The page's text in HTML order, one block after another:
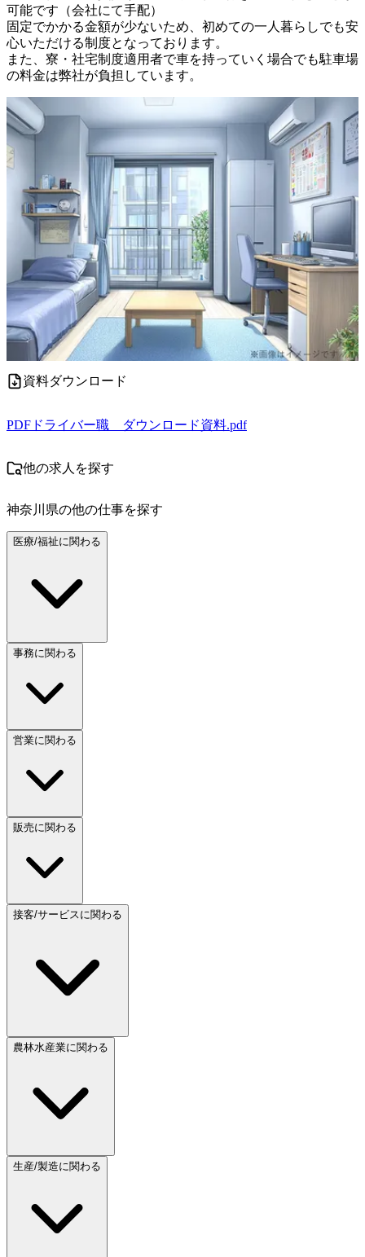
可能です（会社にて手配）
固定でかかる金額が少ないため、初めての一人暮らしでも安
心いただける制度となっております。
また、寮・社宅制度適用者で車を持っていく場合でも駐車場
の料金は弊社が負担しています。
資料ダウンロード
PDF ドライバー職 ダウンロード資料.pdf
他の求人を探す
神奈川県の他の仕事を探す
医療/福祉に関わる
事務に関わる
営業に関わる
販売に関わる
接客/サービスに関わる
農林水産業に関わる
生産/製造に関わる